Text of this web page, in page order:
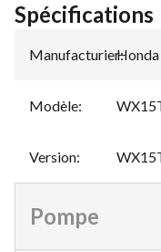
Spécifications
Manufacturier:
Honda
Modèle:
Version:
Pompe